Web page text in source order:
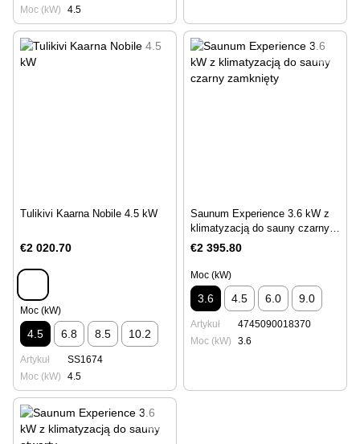
Moc (kW)
4.5
Tulikivi Kaarna Nobile 4.5 kW
€2 020.70
Moc (kW)
4.5 6.8 8.5 10.2
Artykuł
SS1674
Moc (kW)
4.5
Saunum Experience 3.6 kW z
klimatyzacją do sauny czarny
zamknięty
€2 395.80
Moc (kW)
3.6 4.5 6.0 9.0
Artykuł
4745090018370
Moc (kW)
3.6